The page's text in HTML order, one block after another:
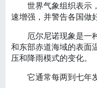
世界气象组织表示
速增强，并警告各国做
厄尔尼诺现象是一
和东部赤道海域的表面
压和降雨模式的变化。
它通常每两到七年